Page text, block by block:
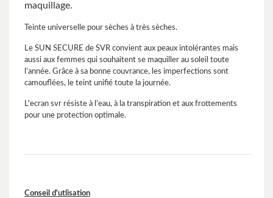
maquillage.
Teinte universelle pour sèches à très sèches.
Le SUN SECURE de SVR convient aux peaux intolérantes mais
aussi aux femmes qui souhaitent se maquiller au soleil toute
l’année. Grâce à sa bonne couvrance, les imperfections sont
camouflées, le teint unifié toute la journée.
L'ecran svr résiste à l’eau, à la transpiration et aux frottements
pour une protection optimale.
Conseil d'utlisation